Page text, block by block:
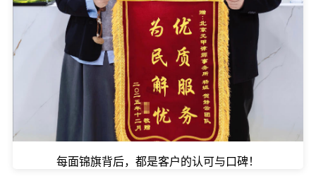
每面锦旗背后，都是客户的认可与口碑！